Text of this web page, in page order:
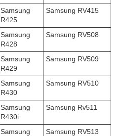
Samsung
R425
Samsung RV415
Samsung
R428
Samsung RV508
Samsung
R429
Samsung RV509
Samsung
R430
Samsung RV510
Samsung
R430i
Samsung Rv511
Samsung
Samsung RV513